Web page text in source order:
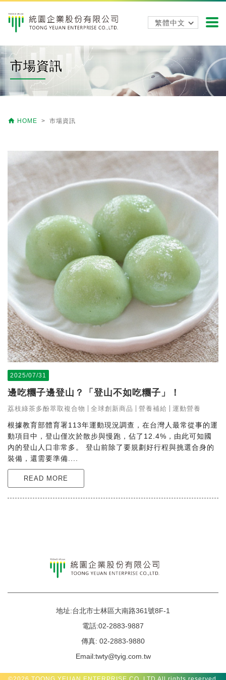
市場資訊
 HOME > 市場資訊
2025/07/31
邊吃糰子邊登山？「登山不如吃糰子」！
荔枝綠茶多酚萃取複合物 全球創新商品 營養補給 運動營養
根據教育部體育署113年運動現況調查，在台灣人最常從事的運
動項目中，登山僅次於散步與慢跑，佔了12.4%，由此可知國
內的登山人口非常多。 登山前除了要規劃好行程與挑選合身的
裝備，還需要準備....
READ MORE
地址:台北市士林區大南路361號8F-1
電話:02-2883-9887
傳真: 02-2883-9880
Email:twty@tyig.com.tw